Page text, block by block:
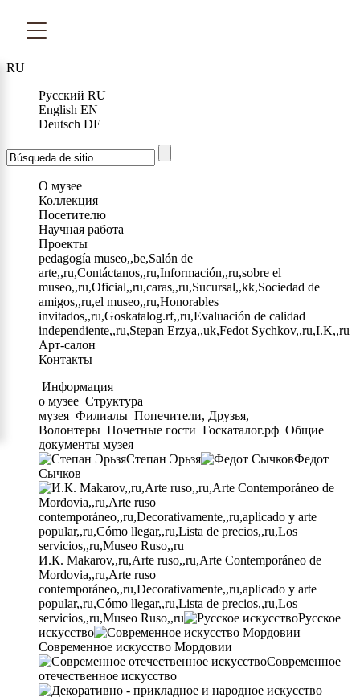
RU
Русский RU
English EN
Deutsch DE
О музее
Коллекция
Посетителю
Научная работа
Проекты
pedagogía museo,,be,Salón de
arte,,ru,Contáctanos,,ru,Información,,ru,sobre el
museo,,ru,Oficial,,ru,caras,,ru,Sucursal,,kk,Sociedad de
amigos,,ru,el museo,,ru,Honorables
invitados,,ru,Goskatalog.rf,,ru,Evaluación de calidad
independiente,,ru,Stepan Erzya,,uk,Fedot Sychkov,,ru,I.K,,ru
Арт-салон
Контакты
Информация
о музее Структура
музея Филиалы Попечители, Друзья,
Волонтеры Почетные гости Госкаталог.рф Общие
документы музея
Степан Эрьзя
Федот
Сычков
И.К. Makarov,,ru,Arte ruso,,ru,Arte Contemporáneo de
Mordovia,,ru,Arte ruso
contemporáneo,,ru,Decorativamente,,ru,aplicado y arte
popular,,ru,Cómo llegar,,ru,Lista de precios,,ru,Los
servicios,,ru,Museo Ruso,,ru
Русское
искусство
Современное искусство Мордовии
Современное
отечественное искусство